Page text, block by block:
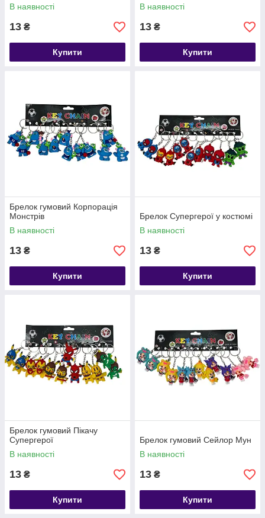
В наявності
13 ₴
Купити
В наявності
13 ₴
Купити
Брелок гумовий Корпорація
Монстрів
В наявності
13 ₴
Купити
Брелок Супергерої у костюмі
В наявності
13 ₴
Купити
Брелок гумовий Пікачу
Супергерої
В наявності
13 ₴
Купити
Брелок гумовий Сейлор Мун
В наявності
13 ₴
Купити